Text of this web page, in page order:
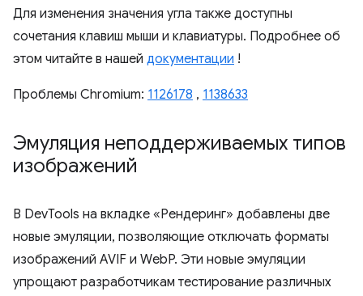
Для изменения значения угла также доступны
сочетания клавиш мыши и клавиатуры. Подробнее об
этом читайте в нашей документации !
Проблемы Chromium: 1126178 , 1138633
Эмуляция неподдерживаемых типов
изображений
В DevTools на вкладке «Рендеринг» добавлены две
новые эмуляции, позволяющие отключать форматы
изображений AVIF и WebP. Эти новые эмуляции
упрощают разработчикам тестирование различных